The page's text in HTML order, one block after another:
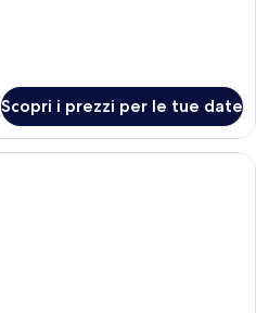
Scopri i prezzi per le tue date
Una camera da letto con un letto di